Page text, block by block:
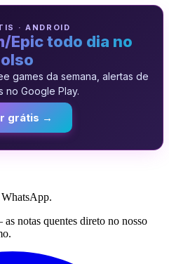
· ANDROID
Epic todo dia no
games da semana, alertas de
no Google Play.
grátis →
notas quentes direto no nosso